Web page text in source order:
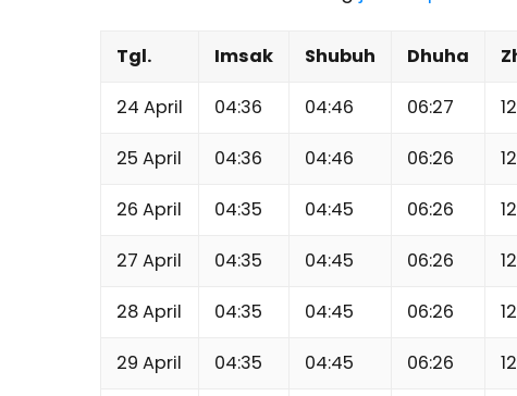
Tgl. Imsak Shubuh Dhuha
24 April 04:36 04:46 06:27
25 April 04:36 04:46 06:26
26 April 04:35 04:45 06:26
27 April 04:35 04:45 06:26
28 April 04:35 04:45 06:26
29 April 04:35 04:45 06:26